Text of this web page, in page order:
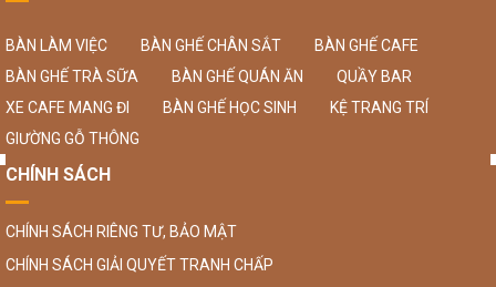
BÀN LÀM VIỆC BÀN GHẾ CHÂN SẮT
BÀN GHẾ CAFE
BÀN GHẾ TRÀ SỮA
BÀN GHẾ QUÁN ĂN
QUẦY BAR
XE CAFE MANG ĐI
BÀN GHẾ HỌC SINH
KỆ TRANG TRÍ
GIƯỜNG GỖ THÔNG
CHÍNH SÁCH
CHÍNH SÁCH RIÊNG TƯ, BẢO MẬT
CHÍNH SÁCH GIẢI QUYẾT TRANH CHẤP